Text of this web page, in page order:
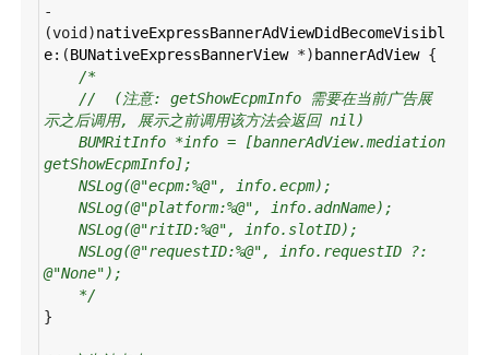
-
(void )nativeExpressBannerAdViewDidBecomeVisibl
e:(BUNativeExpressBannerView *) bannerAdView {
/*
//  (注意: getShowEcpmInfo 需要在当前广告展
示之后调用, 展示之前调用该方法会返回 nil)
BUMRitInfo *info = [bannerAdView.mediation
getShowEcpmInfo];
NSLog(@"ecpm:%@", info.ecpm);
NSLog(@"platform:%@", info.adnName);
NSLog(@"ritID:%@", info.slotID);
NSLog(@"requestID:%@", info.requestID ?:
@"None");
*/
}